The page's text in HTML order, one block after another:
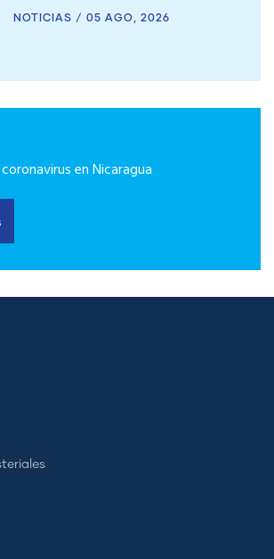
NOTICIAS / 05 AGO, 2026
en Nicaragua